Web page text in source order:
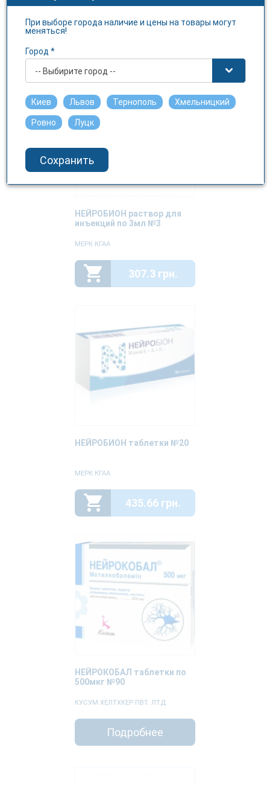
НЕЙРОБИОН раствор для
инъекций по 3мл №3
МЕРК КГАА
307.3 грн.
НЕЙРОБИОН таблетки №20
МЕРК КГАА
435.66 грн.
НЕЙРОКОБАЛ таблетки по
500мкг №90
КУСУМ ХЕЛТХКЕР ПВТ. ЛТД
Подробнее
При выборе города наличие и цены на товары могут
меняться!
Город *
-- Выбирите город --
Киев Львов Тернополь Хмельницкий
Ровно Луцк
Сохранить